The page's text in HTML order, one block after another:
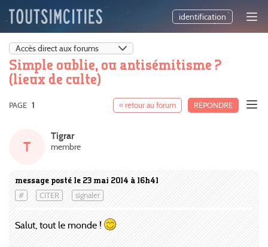
identification
Simple oublie, ou antisémitisme ?
(lieux de culte)
« retour au forum RÉPONDRE
PAGE 1
message posté le 23 mai 2014 à 16h41
# CITER signaler
T
Tigrar
membre
Salut, tout le monde !